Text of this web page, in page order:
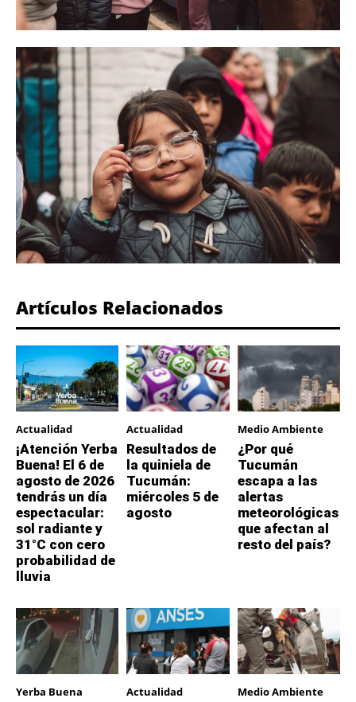
Artículos Relacionados
Actualidad
¡Atención Yerba
Buena! El 6 de
agosto de 2026
tendrás un día
espectacular:
sol radiante y
31°C con cero
probabilidad de
lluvia
Actualidad
Resultados de
la quiniela de
Tucumán:
miércoles 5 de
agosto
Medio Ambiente
¿Por qué
Tucumán
escapa a las
alertas
meteorológicas
que afectan al
resto del país?
Yerba Buena Actualidad Medio Ambiente